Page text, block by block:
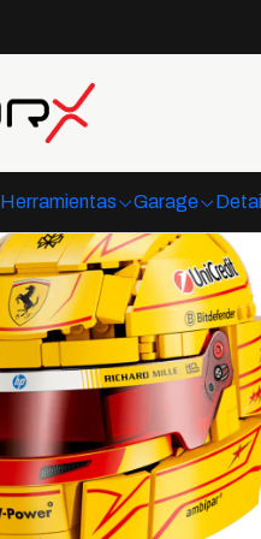
Herramientas Garage